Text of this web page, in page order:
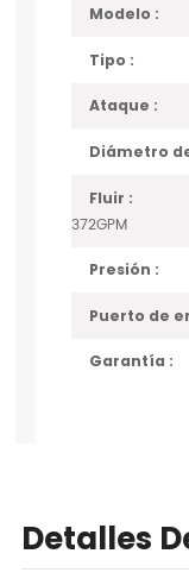
Modelo :
Tipo :
Ataque :
Diámetro
Fluir :
372GPM
Presión :
Puerto de
Garantía :
Detalles